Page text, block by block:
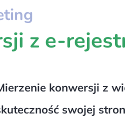
z e-
konwersji z
swojej